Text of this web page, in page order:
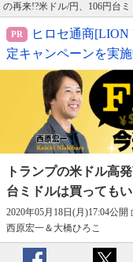
の再来!?米ドル/円、106円台
ヒロセ通商
定キャンペーンを実施
トランプの米ドル高
台ミドルは買っても
2020年05月18日(月)17:04公開
西原宏一＆大橋ひろこ